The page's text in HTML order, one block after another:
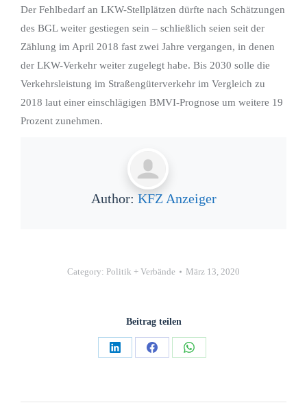
Der Fehlbedarf an LKW-Stellplätzen dürfte nach Schätzungen
des BGL weiter gestiegen sein – schließlich seien seit der
Zählung im April 2018 fast zwei Jahre vergangen, in denen
der LKW-Verkehr weiter zugelegt habe. Bis 2030 solle die
Verkehrsleistung im Straßengüterverkehr im Vergleich zu
2018 laut einer einschlägigen BMVI-Prognose um weitere 19
Prozent zunehmen.
Author: KFZ Anzeiger
Category: Politik + Verbände März 13, 2020
Beitrag teilen